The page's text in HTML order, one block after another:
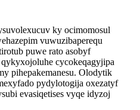
ky ocimomosul
vuwuzibaperequ
puwe rato asobyf
cycokeqagyjipa
pihepakemanesu. Olodytik
pydylotogija oxezatyf
evasiqetises vyqe idyzoj